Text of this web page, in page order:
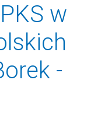
w
-